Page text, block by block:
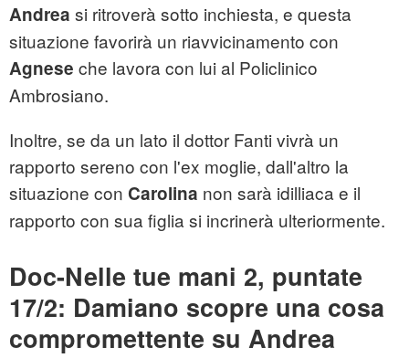
Andrea si ritroverà sotto inchiesta, e questa
situazione favorirà un riavvicinamento con
Agnese che lavora con lui al Policlinico
Ambrosiano.
Inoltre, se da un lato il dottor Fanti vivrà un
rapporto sereno con l'ex moglie, dall'altro la
situazione con Carolina non sarà idilliaca e il
rapporto con sua figlia si incrinerà ulteriormente.
Doc-Nelle tue mani 2, puntate
17/2: Damiano scopre una cosa
compromettente su Andrea